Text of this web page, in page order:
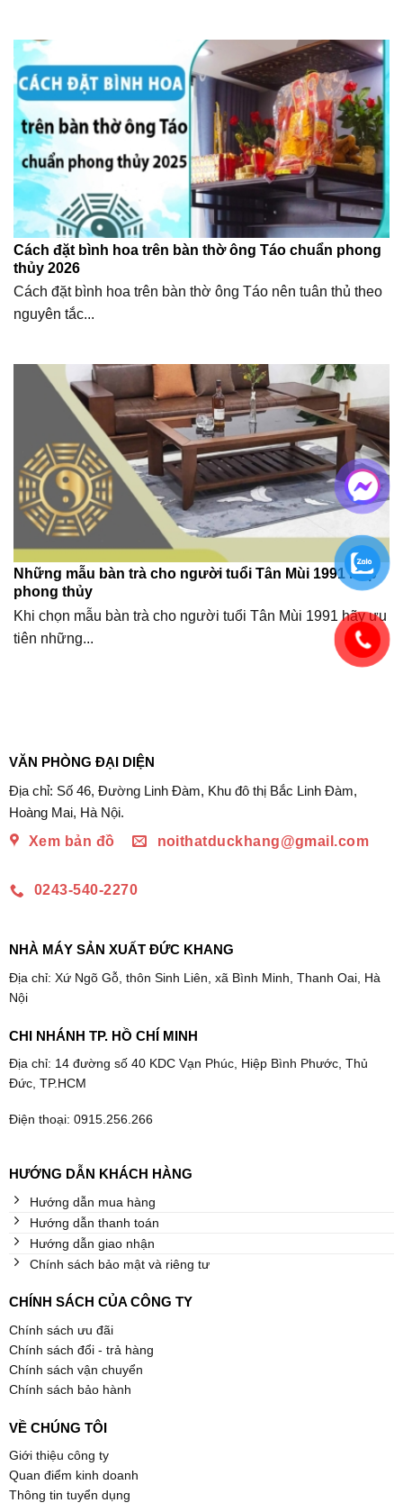
Cách đặt bình hoa trên bàn thờ ông Táo chuẩn phong
thủy 2026
Cách đặt bình hoa trên bàn thờ ông Táo nên tuân thủ theo
nguyên tắc...
Những mẫu bàn trà cho người tuổi Tân Mùi 1991 hợp
phong thủy
Khi chọn mẫu bàn trà cho người tuổi Tân Mùi 1991 hãy ưu
tiên những...
VĂN PHÒNG ĐẠI DIỆN
Địa chỉ: Số 46, Đường Linh Đàm, Khu đô thị Bắc Linh Đàm,
Hoàng Mai, Hà Nội.
Xem bản đồ
noithatduckhang@gmail.com
0243-540-2270
NHÀ MÁY SẢN XUẤT ĐỨC KHANG
Địa chỉ: Xứ Ngõ Gỗ, thôn Sinh Liên, xã Bình Minh, Thanh Oai, Hà
Nội
CHI NHÁNH TP. HỒ CHÍ MINH
Địa chỉ: 14 đường số 40 KDC Vạn Phúc, Hiệp Bình Phước, Thủ
Đức, TP.HCM
Điện thoại: 0915.256.266
HƯỚNG DẪN KHÁCH HÀNG
Hướng dẫn mua hàng
Hướng dẫn thanh toán
Hướng dẫn giao nhận
Chính sách bảo mật và riêng tư
CHÍNH SÁCH CỦA CÔNG TY
Chính sách ưu đãi
Chính sách đổi - trả hàng
Chính sách vận chuyển
Chính sách bảo hành
VỀ CHÚNG TÔI
Giới thiệu công ty
Quan điểm kinh doanh
Thông tin tuyển dụng